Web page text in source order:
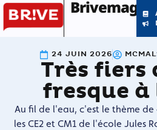
Brivemag'
24 JUIN 2026
Très fiers
fresque à
Au fil de l'eau, c'est le thème
les CE2 et CM1 de l'école Jules